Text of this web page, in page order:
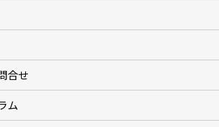
相談会
納、1cm毎に自由自在
納、作品集
納、価格11.000～
納、Before・After
納、カラー
ラックオン収納
ON収納surf
れ
レージデッキ
ドデッキ・フェンス
レージ屋根・趣味の基地ハウス
オーダーメイド外構
ーダーメイド装飾・テーブル
ゾートスタイルリフォーム
合せ
わせる
り
ム